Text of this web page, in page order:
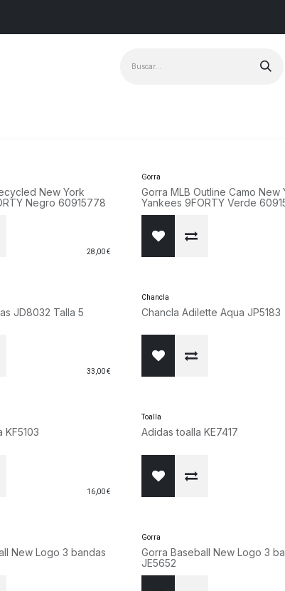
New York
Negro 60915778
28,00€
Gorra
Gorra MLB Outline Camo New
Yankees 9FORTY Verde
JD8032 Talla 5
33,00€
Chancla
Chancla Adilette Aqua JP5183
KF5103
16,00€
Toalla
Adidas toalla KE7417
New Logo 3 bandas
Gorra
Gorra Baseball New Logo 3
JE5652